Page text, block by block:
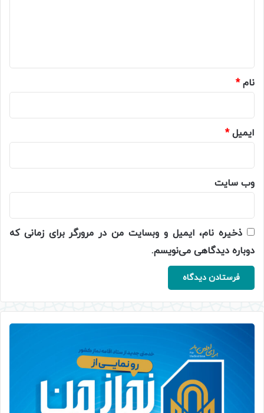
نام*
ایمیل*
وب‌ سایت
ذخیره نام، ایمیل و وبسایت من در مرورگر برای زمانی که
دوباره دیدگاهی می‌نویسم.